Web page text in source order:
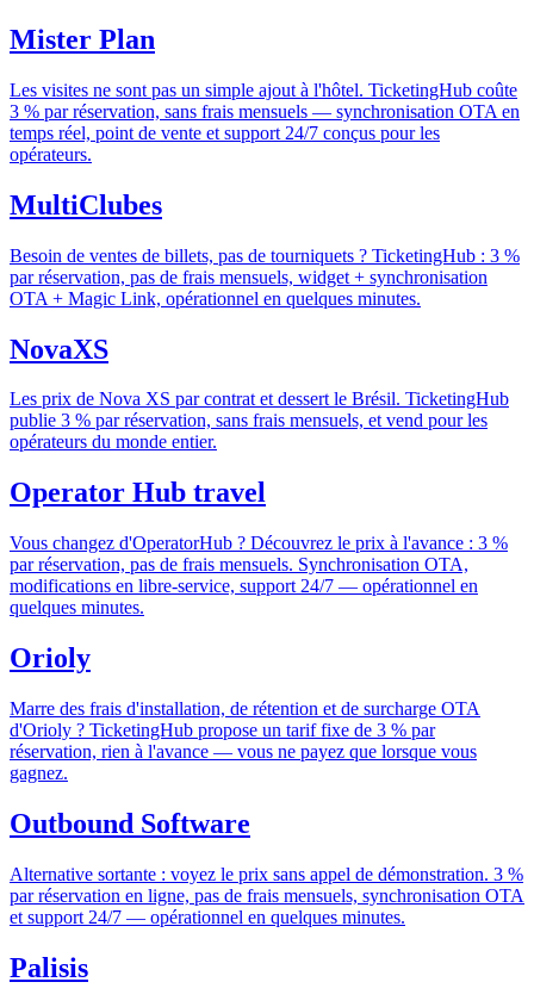
Mister Plan
Les visites ne sont pas un simple ajout à l'hôtel. TicketingHub coûte
3 % par réservation, sans frais mensuels — synchronisation OTA en
temps réel, point de vente et support 24/7 conçus pour les
opérateurs.
MultiClubes
Besoin de ventes de billets, pas de tourniquets ? TicketingHub : 3 %
par réservation, pas de frais mensuels, widget + synchronisation
OTA + Magic Link, opérationnel en quelques minutes.
NovaXS
Les prix de Nova XS par contrat et dessert le Brésil. TicketingHub
publie 3 % par réservation, sans frais mensuels, et vend pour les
opérateurs du monde entier.
Operator Hub travel
Vous changez d'OperatorHub ? Découvrez le prix à l'avance : 3 %
par réservation, pas de frais mensuels. Synchronisation OTA,
modifications en libre-service, support 24/7 — opérationnel en
quelques minutes.
Orioly
Marre des frais d'installation, de rétention et de surcharge OTA
d'Orioly ? TicketingHub propose un tarif fixe de 3 % par
réservation, rien à l'avance — vous ne payez que lorsque vous
gagnez.
Outbound Software
Alternative sortante : voyez le prix sans appel de démonstration. 3 %
par réservation en ligne, pas de frais mensuels, synchronisation OTA
et support 24/7 — opérationnel en quelques minutes.
Palisis